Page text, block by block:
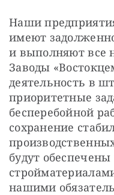
Наши
имеют
и выполняют все
Заводы
деятельность в
приоритетные
бесперебойной
сохранение
будут
нашими